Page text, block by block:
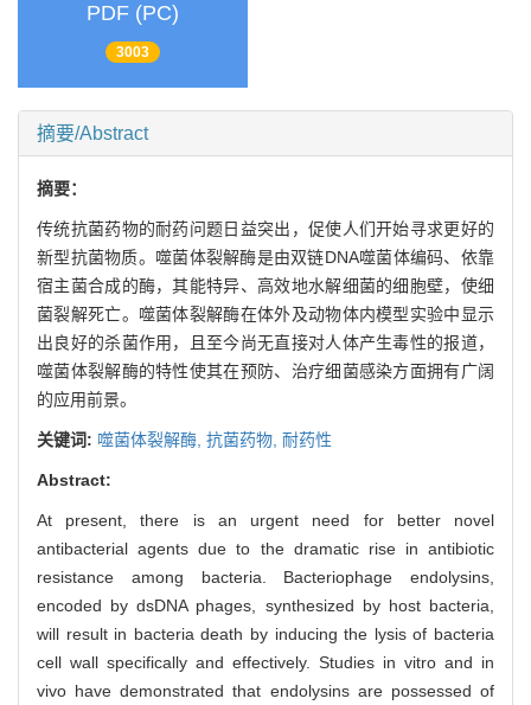
PDF (PC)
3003
摘要/Abstract
摘要：
传统抗菌药物的耐药问题日益突出，促使人们开始寻求更好的
新型抗菌物质。噬菌体裂解酶是由双链DNA噬菌体编码、依靠
宿主菌合成的酶，其能特异、高效地水解细菌的细胞壁，使细
菌裂解死亡。噬菌体裂解酶在体外及动物体内模型实验中显示
出良好的杀菌作用，且至今尚无直接对人体产生毒性的报道，
噬菌体裂解酶的特性使其在预防、治疗细菌感染方面拥有广阔
的应用前景。
关键词: 噬菌体裂解酶, 抗菌药物, 耐药性
Abstract:
At present, there is an urgent need for better novel
antibacterial agents due to the dramatic rise in antibiotic
resistance among bacteria. Bacteriophage endolysins,
encoded by dsDNA phages, synthesized by host bacteria,
will result in bacteria death by inducing the lysis of bacteria
cell wall specifically and effectively. Studies in vitro and in
vivo have demonstrated that endolysins are possessed of